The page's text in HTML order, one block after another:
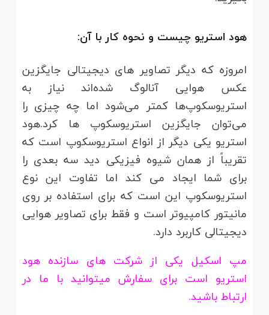
هود استریو چیست و نحوه کار با آن:
امروزه که دیگر تصاویر های دیجیتالی جایگزین
عکس هوایی آنالوگ شده‌اند نیاز به
استریوسکوپ‌ها کمتر می‌شود اما چه چیزی را
می‌توان جایگزین استریوسکوپ‌ ها کرد.هود
استریو یکی دیگر از انواع استریوسکوپ است که
تقریباً از همان شیوه فیزیکی دید سه بعدی را
برای شما ایجاد می‌ کند اما تفاوت این نوع
استریوسکوپ این است که برای استفاده بر روی
مانیتور کامپیوتر است و فقط برای تصاویر هوایی
دیجیتالی کاربرد دارد.
مپ اسکیل یکی از شرکت‌ های سازنده هود
استریو است برای سفارش میتوانید با ما در
ارتباط باشید.